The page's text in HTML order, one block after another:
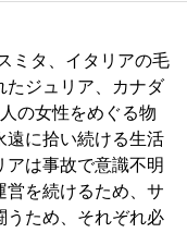
ミタ、イタリアの毛
たジュリア、カナダ
の女性をめぐる物
遠に拾い続ける生活
は事故で意識不明
営を続けるため、サ
うため、それぞれ必